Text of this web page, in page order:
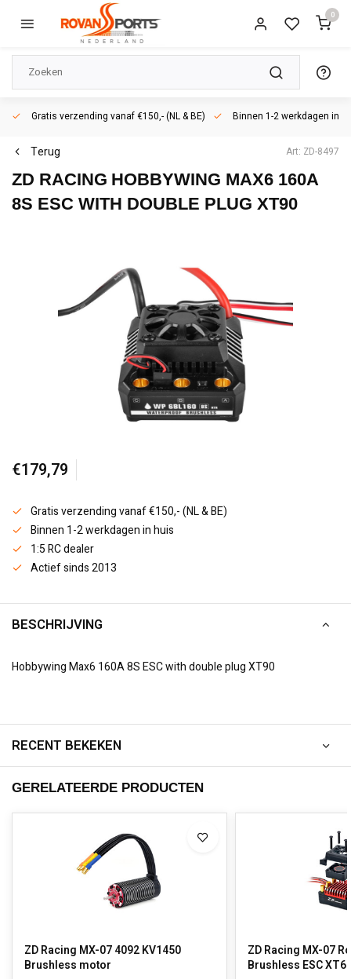
0
Gratis verzending vanaf €150,- (NL & BE) Binnen 1-2 werkdagen in
Terug Art: ZD-8497
ZD RACING HOBBYWING MAX6 160A
8S ESC WITH DOUBLE PLUG XT90
€179,79
Gratis verzending vanaf €150,- (NL & BE)
Binnen 1-2 werkdagen in huis
1:5 RC dealer
Actief sinds 2013
BESCHRIJVING
Hobbywing Max6 160A 8S ESC with double plug XT90
RECENT BEKEKEN
GERELATEERDE PRODUCTEN
ZD Racing MX-07 4092 KV1450
Brushless motor
ZD Racing MX-07
Brushless ESC